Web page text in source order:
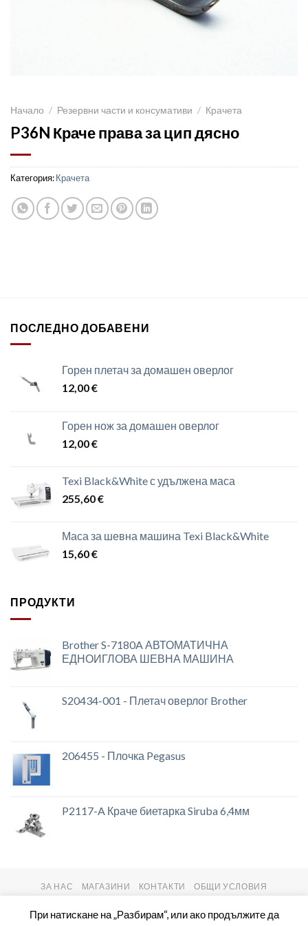
Начало / Резервни части и консумативи / Крачета
P36N Краче права за цип дясно
Категория:Крачета
ПОСЛЕДНО ДОБАВЕНИ
Горен плетач за домашен оверлог
12,00€
Горен нож за домашен оверлог
12,00€
Texi Black&White с удължена маса
255,60€
Маса за шевна машина Texi Black&White
15,60€
ПРОДУКТИ
Brother S-7180A АВТОМАТИЧНА
ЕДНОИГЛОВА ШЕВНА МАШИНА
S20434-001 - Плетач оверлог Brother
206455 - Плочка Pegasus
P2117-A Краче биетарка Siruba 6,4мм
ЗА НАС МАГАЗИНИ КОНТАКТИ ОБЩИ УСЛОВИЯ
При натискане на „Разбирам“, или ако продължите да